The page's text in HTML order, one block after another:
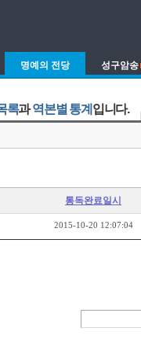
명예의 전당 성구암송
록과역본별 통계 입니다.
통독완료일시
2015-10-20 12:07:04